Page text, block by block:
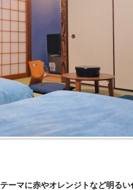
ーマに赤やオレンジトなど明るい